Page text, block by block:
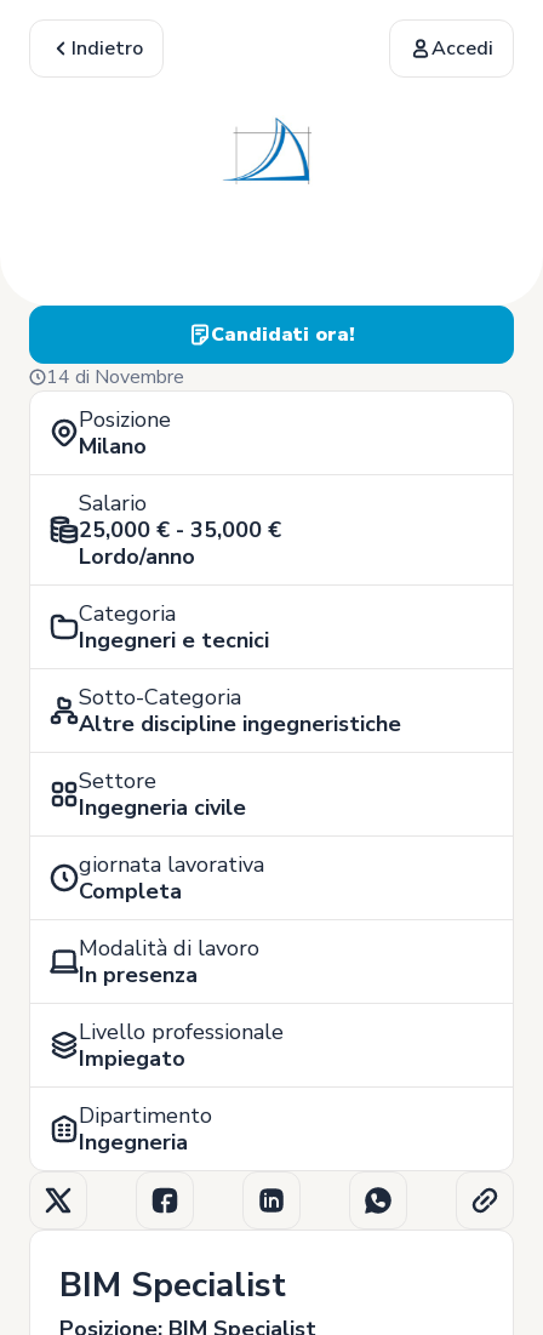
Indietro Accedi
Candidati ora!
14 di Novembre
Posizione
Milano
Salario
25,000 € - 35,000 €
Lordo/anno
Categoria
Ingegneri e tecnici
Sotto-Categoria
Altre discipline ingegneristiche
Settore
Ingegneria civile
giornata lavorativa
Completa
Modalità di lavoro
In presenza
Livello professionale
Impiegato
Dipartimento
Ingegneria
BIM Specialist
Posizione: BIM Specialist